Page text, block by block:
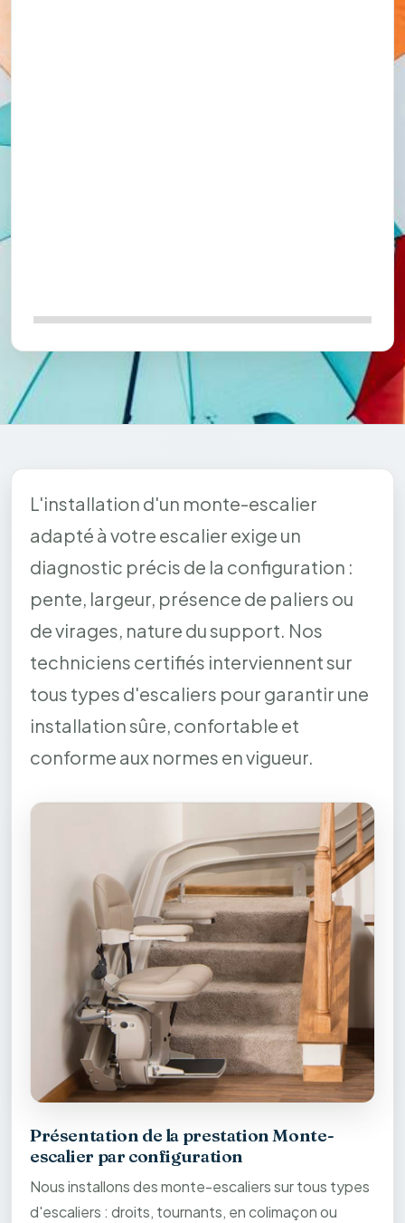
L'installation d'un monte-escalier
adapté à votre escalier exige un
diagnostic précis de la configuration :
pente, largeur, présence de paliers ou
de virages, nature du support. Nos
techniciens certifiés interviennent sur
tous types d'escaliers pour garantir une
installation sûre, confortable et
conforme aux normes en vigueur.
Présentation de la prestation Monte-
escalier par configuration
Nous installons des monte-escaliers sur tous types
d'escaliers : droits, tournants, en colimaçon ou